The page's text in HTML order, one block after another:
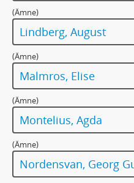
253 - MANUSKRIPT:
254 - MANUSKRIPT:
256 -
257 -
258 -
259 - MANUSKRIPT: [Tal
260 - MANUSKRIPT: Tal i radio från
261 - MANUSKRIPT:
(Ämne)
Lindberg, August
(Ämne)
Malmros, Elise
(Ämne)
Montelius, Agda
(Ämne)
Nordensvan, Georg